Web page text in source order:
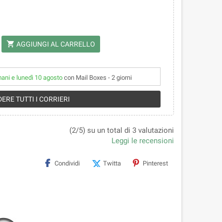
shopping_cart AGGIUNGI AL CARRELLO
e lunedì 10 agostocon Mail Boxes - 2 giorni
TUTTI I CORRIERI
(2/5) su un total di 3 valutazioni
Leggi le recensioni
Condividi Twitta Pinterest